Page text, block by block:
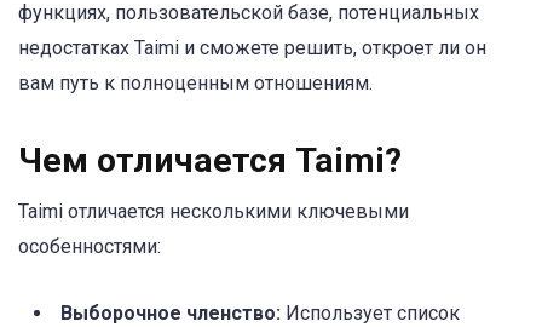
функциях, пользовательской базе, потенциальных
недостатках Taimi и сможете решить, откроет ли он
вам путь к полноценным отношениям.
Чем отличается Taimi?
Taimi отличается несколькими ключевыми
особенностями:
Выборочное членство: Использует список